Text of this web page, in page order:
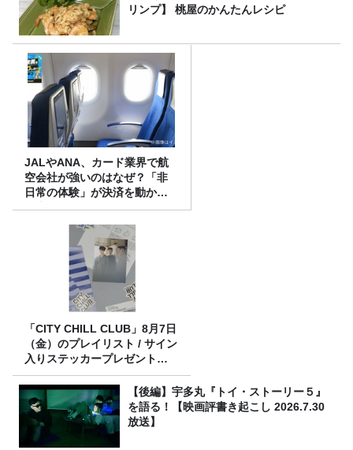
リンプ】 桃屋のかんたんレシピ
JALやANA、カード業界で航
空会社が強いのはなぜ？「非
日常の体験」が決済を動かす
理由
「CITY CHILL CLUB」8月7日
（金）のプレイリスト / サイン
入りステッカープレゼント有
り
【後編】宇多丸『トイ・ストーリー５』
を語る！【映画評書き起こし 2026.7.30
放送】